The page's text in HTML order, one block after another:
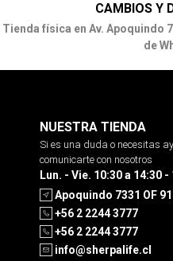
CAMBIOS Y
Tienda física en Av. Apoquindo
de
NUESTRA TIENDA
Si es una duda o necesitas
comunicarte con nosotros
Lun. - Vie. 10:30 a 14:30 -
Apoquindo 7331 OF
+56 2 2244 3777
+56 2 2244 3777
info@sherpalife.cl